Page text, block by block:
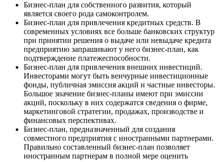
Бизнес-план для собственного развития, который
является своего рода самоконтролем.
Бизнес-план для привлечения кредитных средств. В
современных условиях все больше банковских структур
при принятии решения о выдаче или невыдаче кредита
предприятию запрашивают у него бизнес-план, как
подтверждение платежеспособности.
Бизнес-план для привлечения внешних инвестиций.
Инвесторами могут быть венчурные инвестиционные
фонды, публичная эмиссия акций и частные инвесторы.
Большое значение бизнес-планы имеют при эмиссии
акций, поскольку в них содержатся сведения о фирме,
маркетинговой стратегии, продажах, производстве и
финансовых перспективах.
Бизнес-план, предназначенный для создания
совместного предприятия с иностранными партнерами.
Правильно составленный бизнес-план позволяет
иностранным партнерам в полной мере оценить